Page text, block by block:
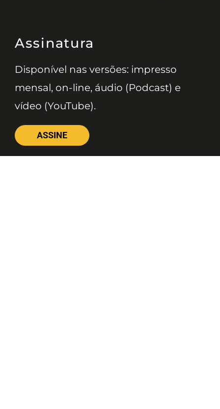
Assinatura
Disponível nas versões: impresso
mensal, on-line, áudio (Podcast) e
vídeo (YouTube).
ASSINE